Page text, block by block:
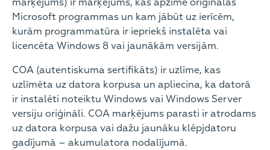
marķējums) ir marķējums, kas apzīmē oriģinālās
Microsoft programmas un kam jābūt uz ierīcēm,
kurām programmatūra ir iepriekš instalēta vai
licencēta Windows 8 vai jaunākām versijām.
COA (autentiskuma sertifikāts) ir uzlīme, kas
uzlīmēta uz datora korpusa un apliecina, ka datorā
ir instalēti noteiktu Windows vai Windows Server
versiju oriģināli. COA marķējums parasti ir atrodams
uz datora korpusa vai dažu jaunāku klēpjdatoru
gadījumā – akumulatora nodalījumā.